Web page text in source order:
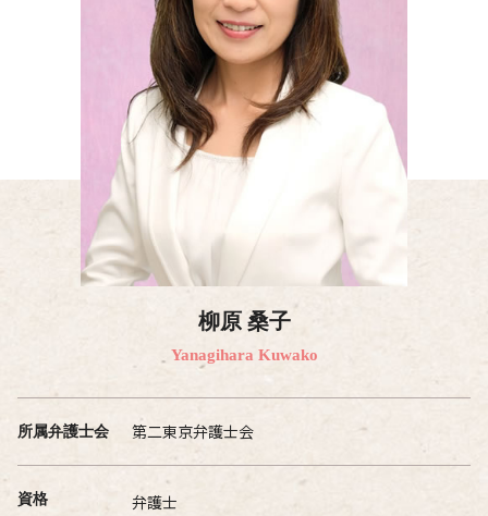
柳原 桑子
Yanagihara Kuwako
所属弁護士会 第二東京弁護士会
資格
弁護士